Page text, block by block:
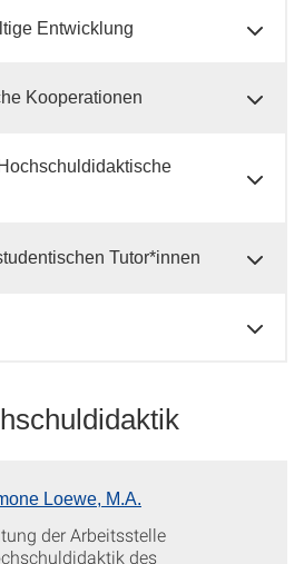
Entwicklung
Kooperationen
Tutor*innen
Loewe, M.A.
der Arbeitsstelle
des